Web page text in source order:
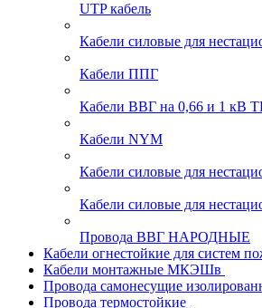
UTP кабель
Кабели силовые для
Кабели ППГ
Кабели ВВГ на 0,66 и 1 кВ
Кабели NYM
Кабели силовые для
Кабели силовые для
Провода ВВГ НАРОДНЫЕ
Кабели огнестойкие для систем
Кабели монтажные МКЭШв
Провода самонесущие
Провода термостойкие